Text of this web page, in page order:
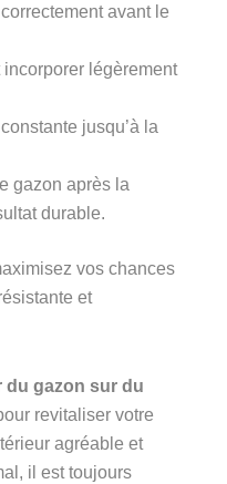
avant le
légèrement
jusqu’à la
gazon après la
durable.
vos chances
et
du gazon sur du
revitaliser votre
agréable et
il est toujours